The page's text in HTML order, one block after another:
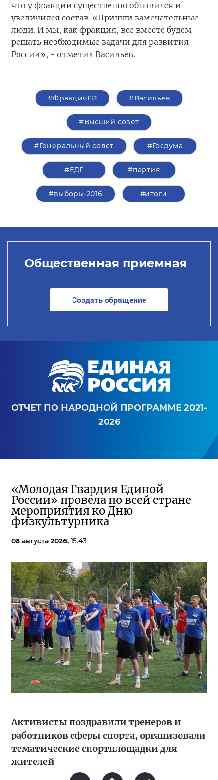
что у фракции существенно обновился и
увеличился состав. «Пришли замечательные
люди. И мы, как фракция, все вместе будем
решать необходимые задачи для развития
России», - отметил Васильев.
#ФракцияЕР #Васильев
#Высший совет
#Генеральный совет #Госдума
#ЕДГ #партия
#выборы-2016 #итоги
Общественная приемная
Создать обращение
ОТЧЕТ ПО НАРОДНОЙ ПРОГРАММЕ 2021-
2026
«Молодая Гвардия Единой
России» провела по всей стране
мероприятия ко Дню
физкультурника
08 августа 2026, 15:43
Активисты поздравили тренеров и
работников сферы спорта, организовали
тематические спортплощадки для
жителей